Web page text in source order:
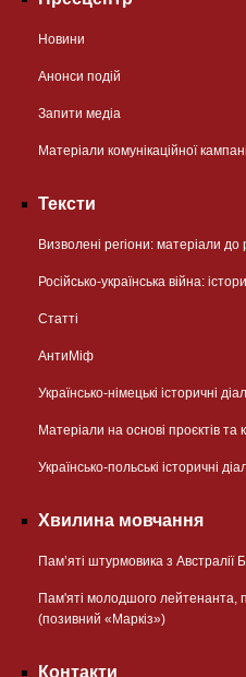
Новини
Анонси подій
Запити медіа
Матеріали комунікаційної
Тексти
Визволені регіони: матеріали до
Російсько-українська війна:
Статті
АнтиМіф
Українсько-німецькі історичні
Матеріали на основі проєктів та
Українсько-польські історичні
Хвилина мовчання
Пам’яті штурмовика з Австралії
Пам'яті молодшого лейтенанта,
(позивний «Маркіз»)
Контакти